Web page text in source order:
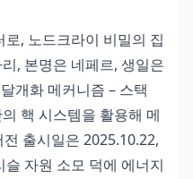
, 노드크라이 비밀의 집
, 본명은 네페르, 생일은
개화 메커니즘 – 스택
핵 시스템을 활용해 메
출시일은 2025.10.22,
자원 소모 덕에 에너지